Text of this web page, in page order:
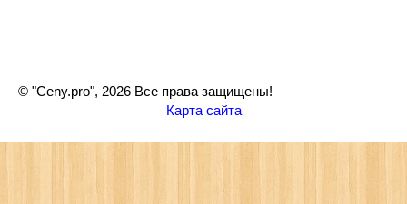
© "Ceny.pro", 2026 Все права защищены!
Карта сайта